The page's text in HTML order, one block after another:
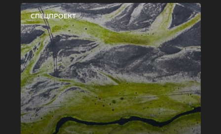
СПЕЦПРОЕКТ